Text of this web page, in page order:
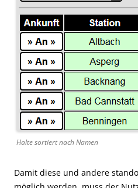
Halte sortiert nach Namen
Damit diese und andere